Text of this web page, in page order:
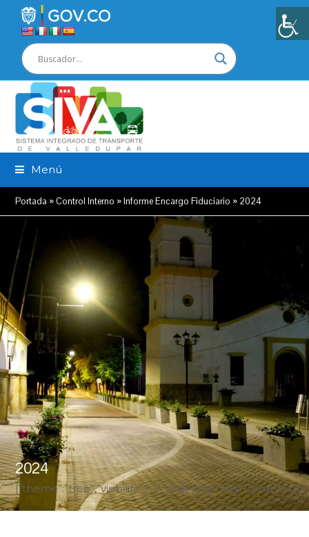
Menú
Portada »Control Interno »Informe Encargo Fiduciario » 2024
2024
{“theme”:”tree”,”visibility”:”-